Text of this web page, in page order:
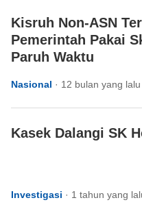
Kisruh Non-ASN
Pemerintah Pakai
Paruh Waktu
Nasional · 12 bulan yang lalu
Kasek Dalangi SK
Investigasi · 1 tahun yang